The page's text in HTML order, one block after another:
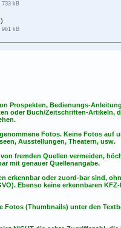
733 kB
961 kB
Prospekten, Bedienungs-
oder Buch/Zeitschriften-Artikeln,
Fotos. Keine Fotos auf
Ausstellungen, Theatern, usw.
fremden Quellen vermeiden,
mit genauer Quellenangabe.
erkennbar oder zuord-bar sind,
Ebenso keine erkennbaren
Fotos (Thumbnails) unter den